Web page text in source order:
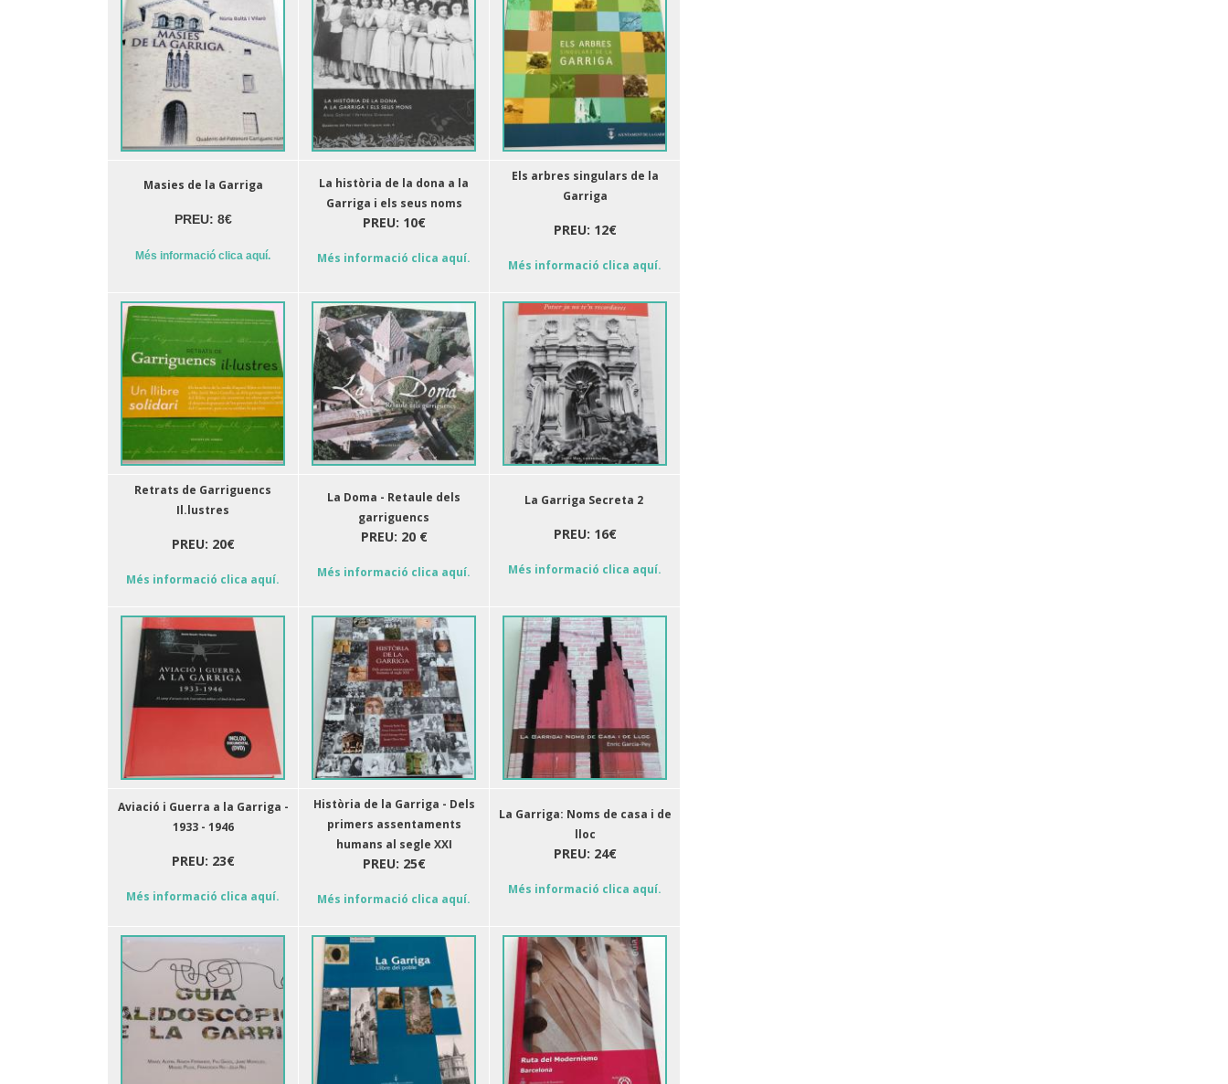
Masies de la Garriga
PREU: 8€
Més informació clica aquí.
La història de la dona a la
Garriga i els seus noms
PREU: 10€
Més informació clica aquí.
Els arbres singulars de la
Garriga
PREU: 12€
Més informació clica aquí.
Retrats de Garriguencs
Il.lustres
PREU: 20€
Més informació clica aquí.
La Doma - Retaule dels
garriguencs
PREU: 20 €
Més informació clica aquí.
La Garriga Secreta 2
PREU: 16€
Més informació clica aquí.
Aviació i Guerra a la Garriga -
1933 - 1946
PREU: 23€
Més informació clica aquí.
Història de la Garriga - Dels
primers assentaments
humans al segle XXI
PREU: 25€
Més informació clica aquí.
La Garriga: Noms de casa i de
lloc
PREU: 24€
Més informació clica aquí.